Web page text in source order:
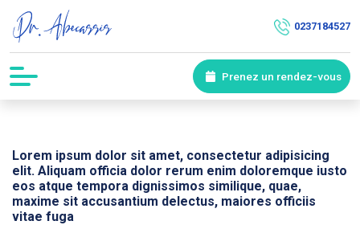
0237184527
Prenez un rendez-vous
Lorem ipsum dolor sit amet, consectetur adipisicing
elit. Aliquam officia dolor rerum enim doloremque iusto
eos atque tempora dignissimos similique, quae,
maxime sit accusantium delectus, maiores officiis
vitae fuga